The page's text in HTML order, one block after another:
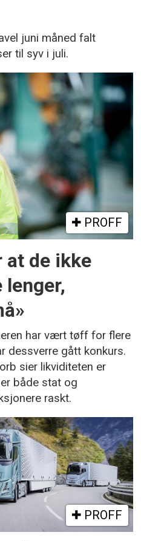
juni måned falt
til syv i juli.
PROFF
at de ikke
lenger,
har vært tøff for flere
dessverre gått konkurs.
sier likviditeten er
både stat og
raskt.
PROFF